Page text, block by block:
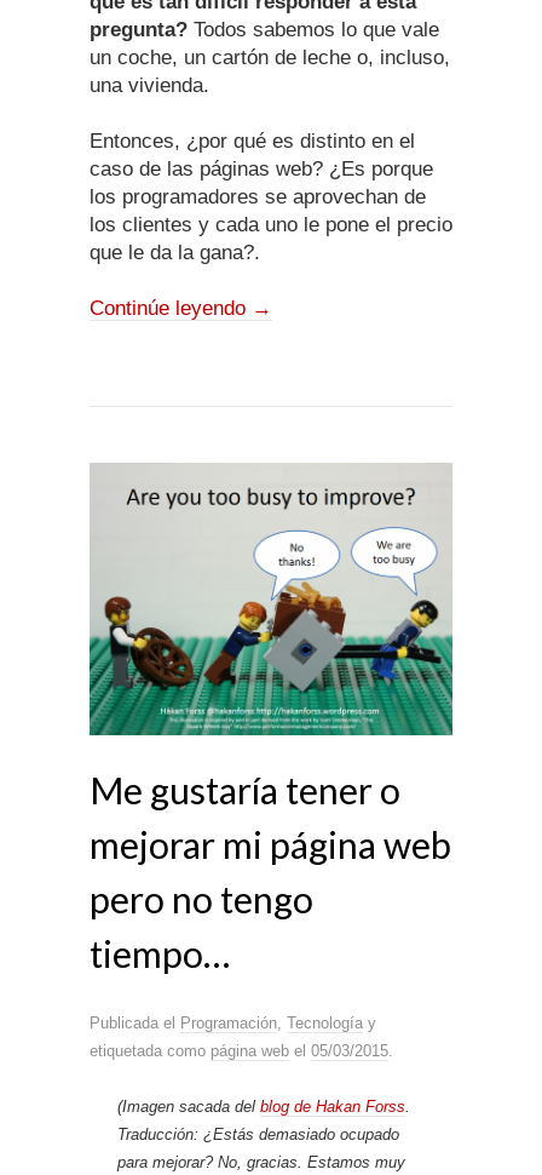
pregunta? Todos sabemos lo que vale
un coche, un cartón de leche o, incluso,
una vivienda.
Entonces, ¿por qué es distinto en el
caso de las páginas web? ¿Es porque
los programadores se aprovechan de
los clientes y cada uno le pone el precio
que le da la gana?.
Continúe leyendo →
Me gustaría tener o
mejorar mi página web
pero no tengo
tiempo…
Publicada el Programación Tecnología y
etiquetada como página web el 05/03/2015
(Imagen sacada del blog de Hakan Forss
Traducción: ¿Estás demasiado ocupado
para mejorar? No, gracias. Estamos muy